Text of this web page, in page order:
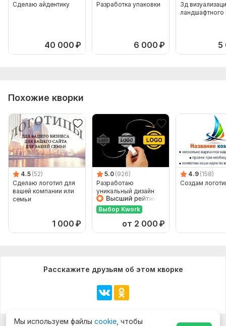
Сделаю айдентику
40 000 ₽
Разработка упаковки
6 000 ₽
3д
ландшафтного
5
Похожие кворки
4.5 (52)
Сделаю логотип для
вашей компании или
семьи
1 000 ₽
5.0 (926)
Разработаю
уникальный дизайн
логотипа
Выбор Kwork
от 2 000 ₽
4.9 (158)
Создам
Расскажите друзьям об этом кворке
Мы используем файлы cookie , чтобы